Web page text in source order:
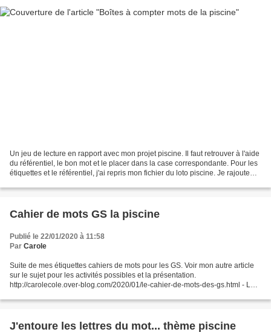
Un jeu de lecture en rapport avec mon projet piscine. Il faut retrouver à l'aide
du référentiel, le bon mot et le placer dans la case correspondante. Pour les
étiquettes et le référentiel, j'ai repris mon fichier du loto piscine. Je rajoute
Cahier de mots GS la piscine
Publié le 22/01/2020 à 11:58
Par Carole
Suite de mes étiquettes cahiers de mots pour les GS. Voir mon autre article
sur le sujet pour les activités possibles et la présentation.
http://carolecole.over-blog.com/2020/01/le-cahier-de-mots-des-gs.html - LA
J'entoure les lettres du mot... thème piscine